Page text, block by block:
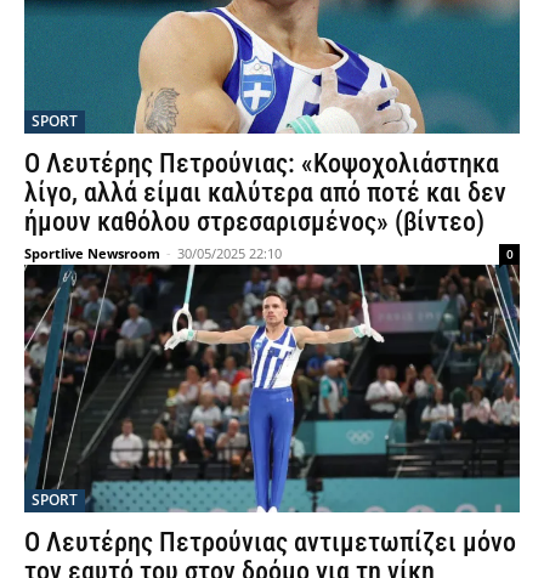
SPORT
Ο Λευτέρης Πετρούνιας: «Κοψοχολιάστηκα
λίγο, αλλά είμαι καλύτερα από ποτέ και δεν
ήμουν καθόλου στρεσαρισμένος» (βίντεο)
Sportlive Newsroom - 30/05/2025 22:10 0
SPORT
Ο Λευτέρης Πετρούνιας αντιμετωπίζει μόνο
τον εαυτό του στον δρόμο για τη νίκη